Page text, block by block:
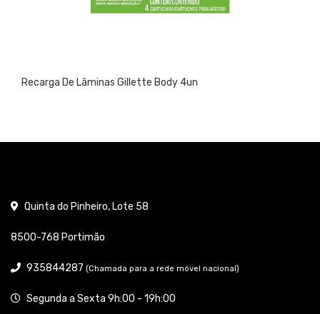
Recarga De Lâminas Gillette Body 4un
Quinta do Pinheiro, Lote 58
8500-768 Portimão
935844287 (Chamada para a rede móvel nacional)
Segunda a Sexta 9h:00 - 19h:00